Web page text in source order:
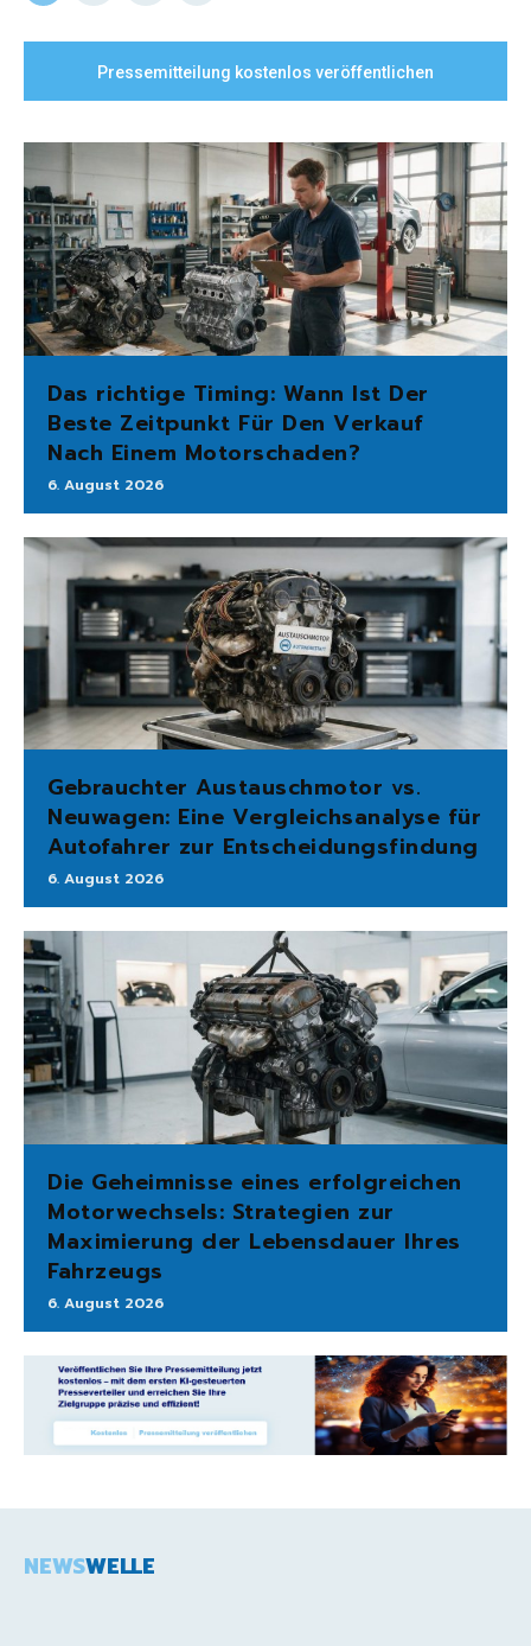
Pressemitteilung kostenlos veröffentlichen
Das richtige Timing: Wann Ist Der
Beste Zeitpunkt Für Den Verkauf
Nach Einem Motorschaden?
6. August 2026
Gebrauchter Austauschmotor vs.
Neuwagen: Eine Vergleichsanalyse für
Autofahrer zur Entscheidungsfindung
6. August 2026
Die Geheimnisse eines erfolgreichen
Motorwechsels: Strategien zur
Maximierung der Lebensdauer Ihres
Fahrzeugs
6. August 2026
NEWSWELLE